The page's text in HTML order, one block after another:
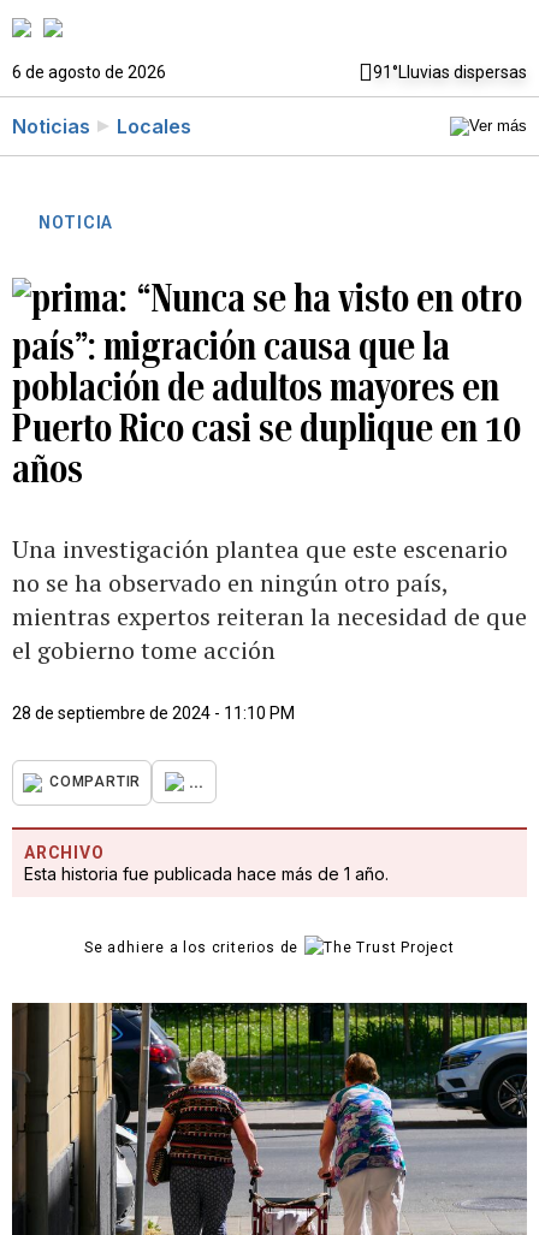
6 de agosto de 2026 91°Lluvias dispersas
Noticias Locales
NOTICIA
“Nunca se ha visto en otro
país”: migración causa que la
población de adultos mayores en
Puerto Rico casi se duplique en 10
años
Una investigación plantea que este escenario
no se ha observado en ningún otro país,
mientras expertos reiteran la necesidad de que
el gobierno tome acción
28 de septiembre de 2024 - 11:10 PM
COMPARTIR ...
ARCHIVO
Esta historia fue publicada hace más de 1 año.
Se adhiere a los criterios de